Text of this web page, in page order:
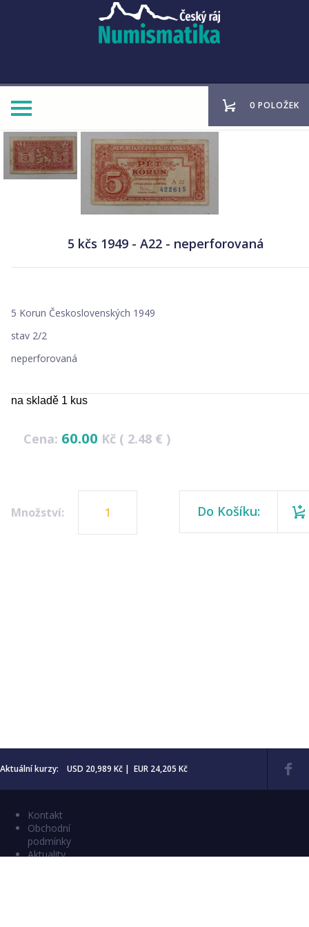
0 POLOŽEK
5 kčs 1949 - A22 - neperforovaná
5 Korun Československých 1949
stav 2/2
neperforovaná
na skladě 1 kus
Cena: 60.00 Kč ( 2.48 € )
Množství: Do Košíku:
Aktuální kurzy: USD 20,989 Kč | EUR 24,205 Kč
Kontakt
Obchodní
podmínky
Aktuality